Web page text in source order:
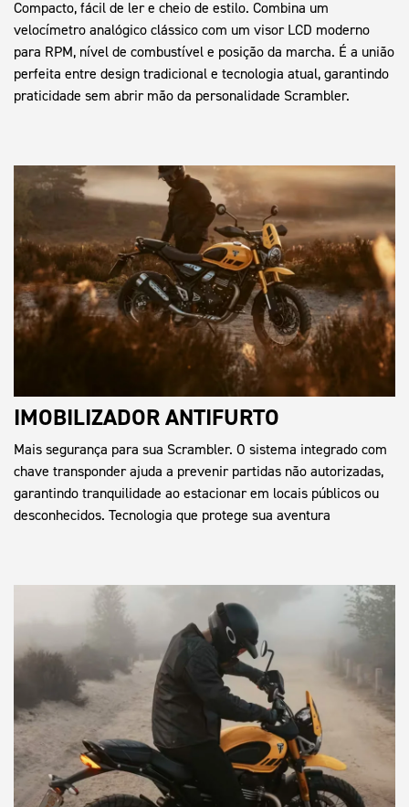
Compacto, fácil de ler e cheio de estilo. Combina um
velocímetro analógico clássico com um visor LCD moderno
para RPM, nível de combustível e posição da marcha. É a união
perfeita entre design tradicional e tecnologia atual, garantindo
praticidade sem abrir mão da personalidade Scrambler.
IMOBILIZADOR ANTIFURTO
Mais segurança para sua Scrambler. O sistema integrado com
chave transponder ajuda a prevenir partidas não autorizadas,
garantindo tranquilidade ao estacionar em locais públicos ou
desconhecidos. Tecnologia que protege sua aventura